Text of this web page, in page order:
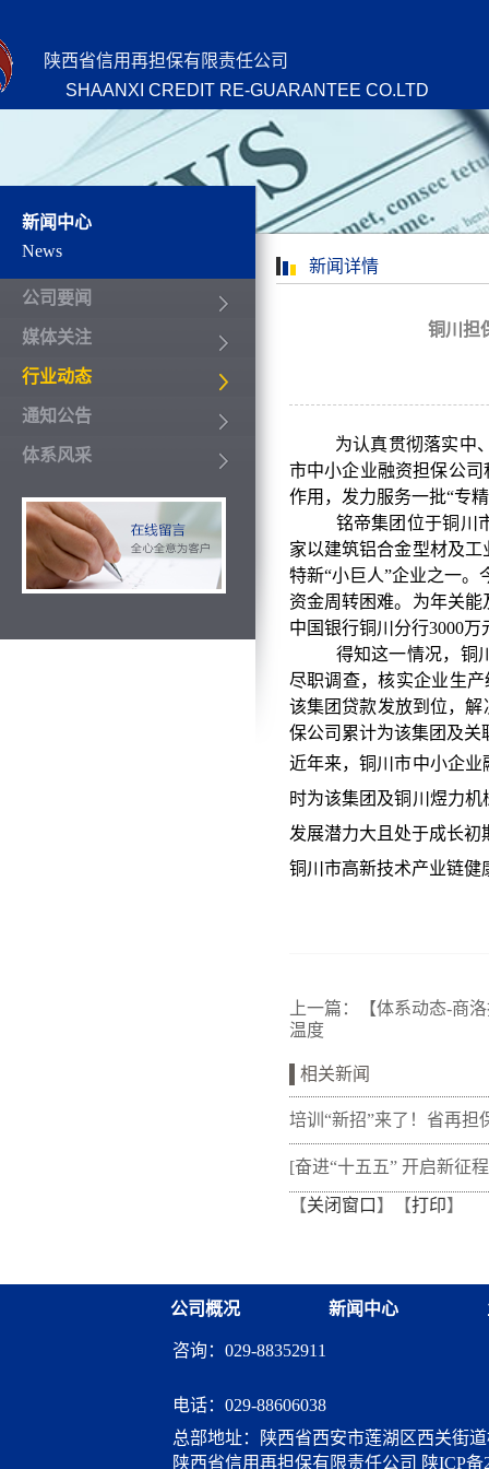
陕西省信用再担保有限责任公司
SHAANXI CREDIT RE-GUARANTEE CO.LTD
新闻中心
News
公司要闻
媒体关注
行业动态
通知公告
体系风采
新闻详情
铜川担
为认真贯彻落实中
市中小企业融资担保公
作用，发力服务一批“专
铭帝集团位于铜川
家以建筑铝合金型材及
特新“小巨人”企业之一
资金周转困难。为年关
中国银行铜川分行3000
得知这一情况，铜
尽职调查，核实企业生
该集团贷款发放到位，
保公司累计为该集团及关
近年来，铜川市中小企
时为该集团及铜川煜力
发展潜力大且处于成长初
铜川市高新技术产业链健
上一篇：
【体系动态-商
温度
相关新闻
培训“新招”来了！省再担
新"以审代训"， 让政策学
从"听"变"练"
[奋进“十五五” 开启新征
融资担保体系这样做](十
【关闭窗口 】【打印】
公司概况 新闻中心
咨询：029-88352911
电话： 029-88606038
陕西省信用再担保有限责任公司 陕ICP备
总部地址：陕西省西安市莲湖区西关街